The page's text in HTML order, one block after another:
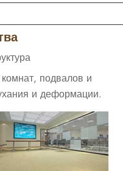
подвалов и
и деформации.